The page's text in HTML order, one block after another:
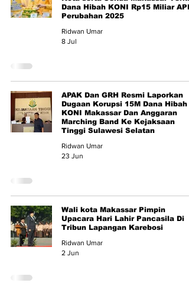
Dana Hibah KONI Rp15 Miliar
Perubahan 2025
Ridwan Umar
8 Jul
APAK Dan GRH Resmi Laporkan
Dugaan Korupsi 15M Dana Hibah
KONI Makassar Dan Anggaran
Marching Band Ke Kejaksaan
Tinggi Sulawesi Selatan
Ridwan Umar
23 Jun
Wali kota Makassar Pimpin
Upacara Hari Lahir Pancasila Di
Tribun Lapangan Karebosi
Ridwan Umar
2 Jun